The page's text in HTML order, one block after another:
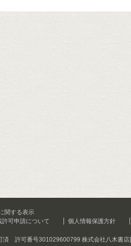
関する表示
可申請について
個人情報保護方針
済 許可番号301029600799 株式会社八木書店]